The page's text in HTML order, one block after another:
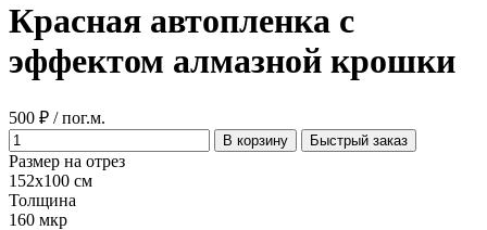
Красная автопленка с
эффектом алмазной крошки
500 ₽ / пог.м.
В корзину Быстрый заказ
Размер на отрез
152x100 см
Толщина
160 мкр